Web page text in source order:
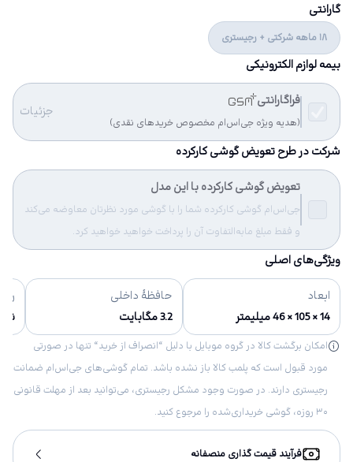
گارانتی
18 ماهه شرکتی + رجیستری
بیمه لوازم الکترونیکی
فراگارانتی
(هدیه ویژه جی‌اس‌ام مخصوص خریدهای نقدی)
جزئیات
شرکت در طرح تعویض گوشی کارکرده
تعویض گوشی کارکرده با این مدل
جی‌اس‌ام گوشی کارکرده شما را با گوشی مورد نظرتان معاوضه می‌کند
و فقط مبلغ مابه‌التفاوت آن را پرداخت خواهید خواهید کرد.
ویژگی‌های اصلی
ابعاد
14 × 105 × 46 میلیمتر
حافظهٔ داخلی
3.2 مگابایت
امکان برگشت کالا در گروه موبایل با دلیل “انصراف از خرید“ تنها در صورتی
مورد قبول است که پلمب کالا باز نشده باشد. تمام گوشی‌های جی‌اس‌ام ضمانت
رجیستری دارند. در صورت وجود مشکل رجیستری، می‌توانید بعد از مهلت قانونی
۳۰ روزه، گوشی خریداری‌شده را مرجوع کنید.
فرآیند قیمت گذاری منصفانه